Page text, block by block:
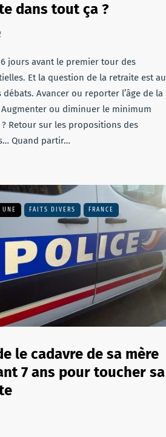
dans tout ça ?
jours avant le premier tour des
Et la question de la retraite est au
Avancer ou reporter l’âge de la
Augmenter ou diminuer le minimum
? Retour sur les propositions des
Quand partir…
UNE FAITS DIVERS FRANCE
le cadavre de sa mère
7 ans pour toucher sa